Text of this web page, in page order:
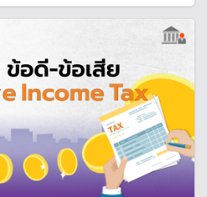
ฉมระบบสวัสดิการของไทย